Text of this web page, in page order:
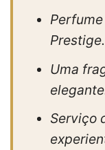
Prestige.
Uma
Serviço